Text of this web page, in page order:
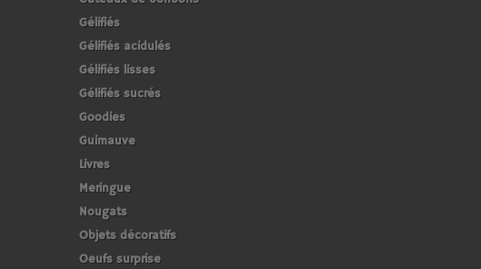
Gélifiés
Gélifiés acidulés
Gélifiés lisses
Gélifiés sucrés
Goodies
Guimauve
Livres
Meringue
Nougats
Objets décoratifs
Oeufs surprise